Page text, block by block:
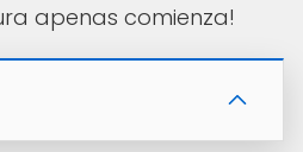
apenas comienza!